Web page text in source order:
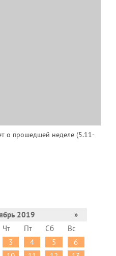
о прошедшей неделе (5.11-
2019
»
Чт Пт Сб
Вс
3 4 5
6